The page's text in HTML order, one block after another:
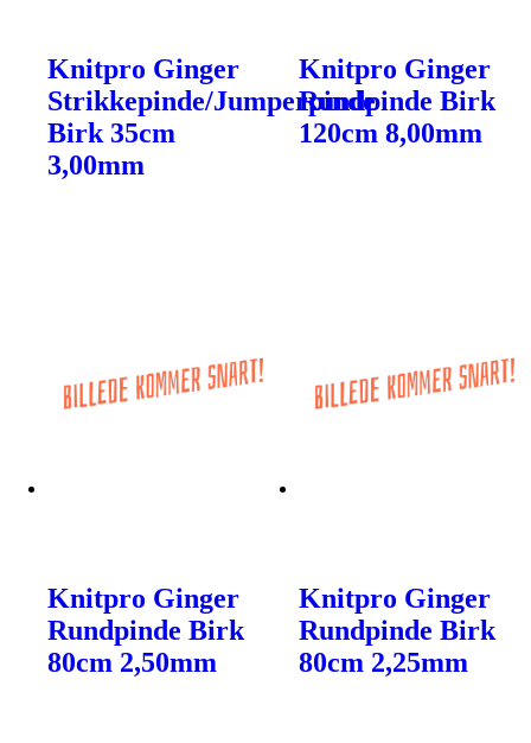
Knitpro Ginger
Strikkepinde/Jumperpinde
Birk 35cm
3,00mm
Knitpro Ginger
Rundpinde Birk
120cm 8,00mm
Knitpro Ginger
Rundpinde Birk
80cm 2,50mm
Knitpro Ginger
Rundpinde Birk
80cm 2,25mm